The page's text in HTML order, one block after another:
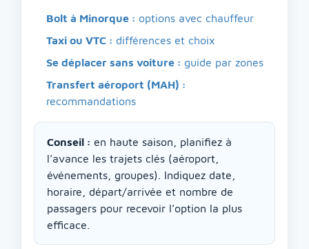
Bolt à Minorque : options avec chauffeur
Taxi ou VTC : différences et choix
Se déplacer sans voiture : guide par zones
Transfert aéroport (MAH) :
recommandations
Conseil : en haute saison, planifiez à
l’avance les trajets clés (aéroport,
événements, groupes). Indiquez date,
horaire, départ/arrivée et nombre de
passagers pour recevoir l’option la plus
efficace.